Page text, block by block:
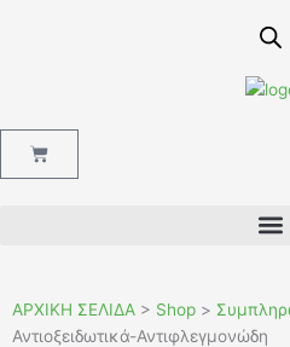
Cart
ΑΡΧΙΚΗ ΣΕΛΙΔΑ > Shop >
Αντιοξειδωτικά-Αντιφλεγμονώδη